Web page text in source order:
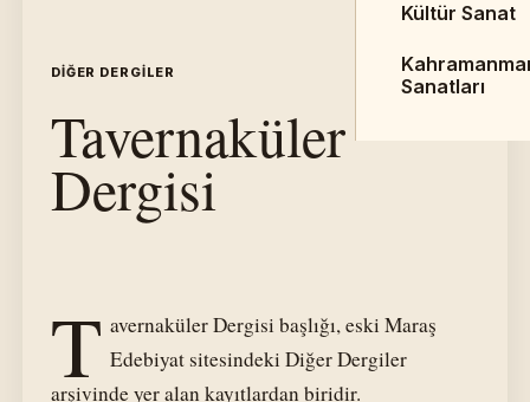
Halk
Divan
Kültür Sanat
Sanatları
DIĞER DERGILER İÇERIK 24
Tavernaküler
Dergisi
T avernaküler Dergisi başlığı, eski Maraş
Edebiyat sitesindeki Diğer Dergiler
arşivinde yer alan kayıtlardan biridir.